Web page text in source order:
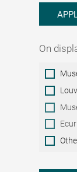
On
On
display